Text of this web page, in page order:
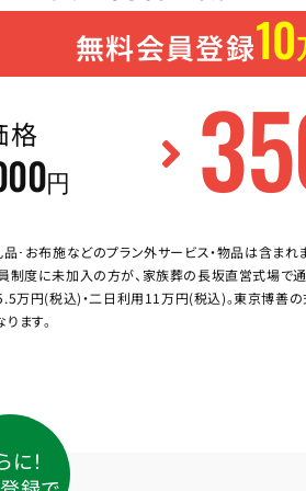
無料会員登録10
格
円
･お布施などのプラン外サービス・物品は含まれ
度に未加入の方が、家族葬の長坂直営式場で
万円(税込)・二日利用11万円(税込)。東京博善
ます。
に！